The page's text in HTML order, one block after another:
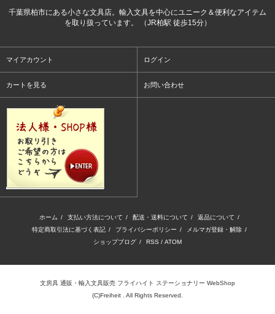
千葉県柏市にある小さな文具店。輸入文具を中心にユニーク＆便利なアイテム
を取り扱っています。 （JR柏駅 徒歩15分）
マイアカウント ログイン
カートを見る お問い合わせ
ホーム / 支払い方法について / 配送・送料について / 返品について /
特定商取引法に基づく表記 / プライバシーポリシー / メルマガ登録・解除 /
ショップブログ / RSS / ATOM
文房具 通販・輸入文具販売 フライハイト ステーショナリー WebShop
(C)Freiheit . All Rights Reserved.